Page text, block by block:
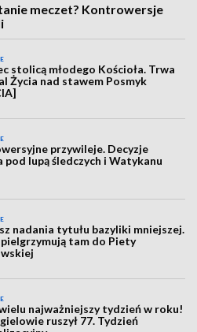
meczet? Kontrowersje
stolicą młodego Kościoła. Trwa
Życia nad stawem Posmyk
przywileje. Decyzje
pod lupą śledczych i Watykanu
nadania tytułu bazyliki mniejszej.
tam do Piety
najważniejszy tydzień w roku!
ruszył 77. Tydzień